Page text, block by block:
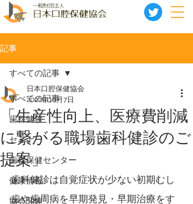
記事
すべての記事
歯科健診
セミナー
歯科保健センター
健康情報
協会関連
すべての記事
「生産性向上、医療費削減
に繋がる職場歯科健診のご
提案」
日本口腔保健協会
2022年10月7日
歯科健診は自覚症状が少ない初期むし
歯や歯周病を早期発見・早期治療をす